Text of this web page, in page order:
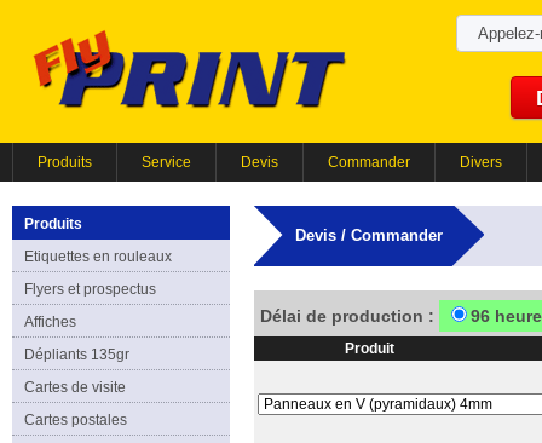
Produits Service Devis Commander Divers
Produits
Etiquettes en rouleaux
Flyers et prospectus
Affiches
Dépliants 135gr
Cartes de visite
Cartes postales
Devis / Commander
Délai de production : 96
Produit